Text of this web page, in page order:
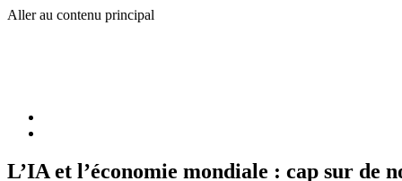
Aller au contenu principal
L’IA et l’économie mondiale : cap sur de